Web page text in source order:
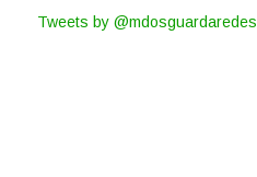
Tweets by @mdosguardaredes